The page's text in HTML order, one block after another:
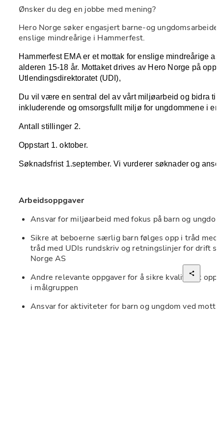
Ønsker du deg en jobbe med mening?
Hero Norge søker engasjert barne-og
enslige mindreårige i Hammerfest.
Hammerfest EMA er et mottak for enslige mindreårige
alderen 15-18 år. Mottaket drives av Hero Norge på
Utlendingsdirektoratet (UDI),
Du vil være en sentral del av vårt miljøarbeid og bidra til
inkluderende og omsorgsfullt miljø for ungdommene i
Antall stillinger 2.
Oppstart 1. oktober.
Søknadsfrist 1.september. Vi vurderer søknader og
Arbeidsoppgaver
Ansvar for miljøarbeid med fokus på barn og
Sikre at beboerne særlig barn følges opp i tråd
tråd med UDIs rundskriv og retningslinjer for drift
Norge AS
Andre relevante oppgaver for å sikre kvalifisert
i målgruppen
Ansvar for aktiviteter for barn og ungdom ved